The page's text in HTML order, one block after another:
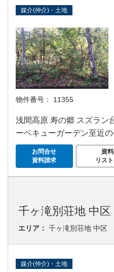
媒介(仲介)・土地
物件番号： 11355
浅間高原 寿の郷 スズラン
ーベキューガーデン至近
お問合せ
資料請求
資
リス
千ヶ滝別荘地 中区
エリア： 千ヶ滝別荘地 中区
媒介(仲介)・土地